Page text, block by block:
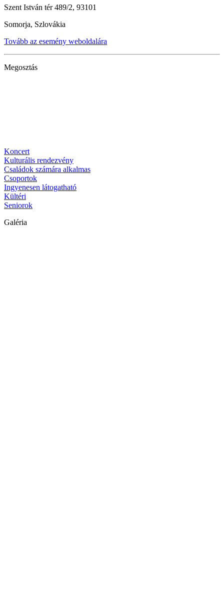
Szent István tér 489/2, 93101
Somorja, Szlovákia
Tovább az esemény weboldalára
Megosztás
Koncert
Kulturális rendezvény
Családok számára alkalmas
Csoportok
Ingyenesen látogatható
Kültéri
Seniorok
Galéria